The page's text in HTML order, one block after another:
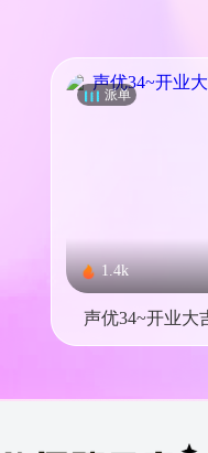
派单
1.4k
声优34~开业大